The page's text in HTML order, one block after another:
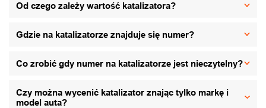
Od czego zależy wartość katalizatora?
Gdzie na katalizatorze znajduje się numer?
Co zrobić gdy numer na katalizatorze jest nieczytelny?
Czy można wycenić katalizator znając tylko markę i
model auta?